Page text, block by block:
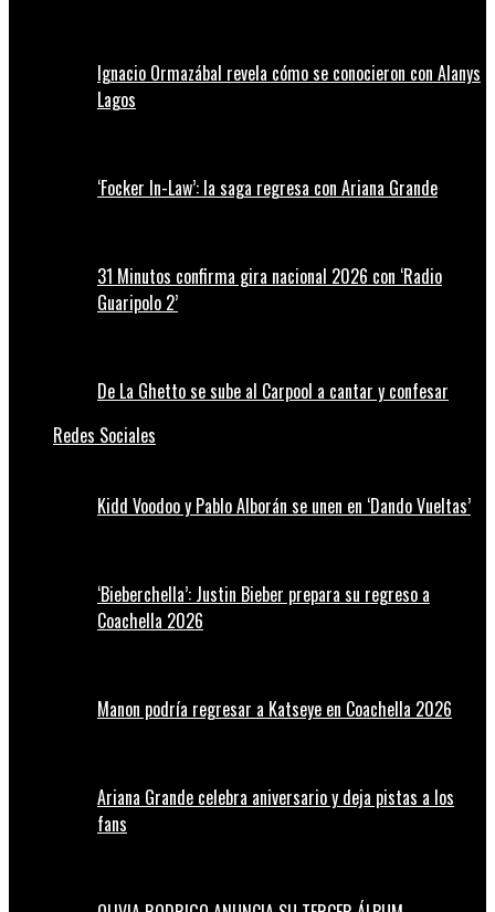
Ignacio Ormazábal revela cómo se conocieron con Alanys
Lagos
‘Focker In-Law’: la saga regresa con Ariana Grande
31 Minutos confirma gira nacional 2026 con ‘Radio
Guaripolo 2’
De La Ghetto se sube al Carpool a cantar y confesar
Redes Sociales
Kidd Voodoo y Pablo Alborán se unen en ‘Dando Vueltas’
‘Bieberchella’: Justin Bieber prepara su regreso a
Coachella 2026
Manon podría regresar a Katseye en Coachella 2026
Ariana Grande celebra aniversario y deja pistas a los
fans